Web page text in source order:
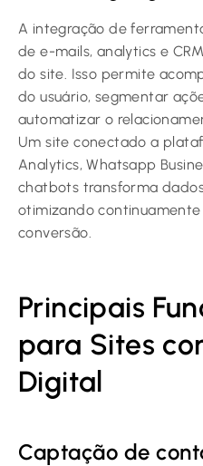
A integração de
de e-mails, analytics e
do site. Isso permite
do usuário, segmentar
automatizar o
Um site conectado a
Analytics, Whatsapp
chatbots transforma
otimizando
conversão.
Principais
para Sites
Digital
Captação de